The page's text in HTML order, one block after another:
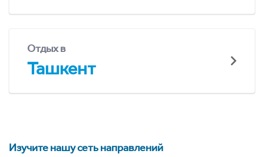
Отдых в
Ташкент
Изучите нашу сеть направлений